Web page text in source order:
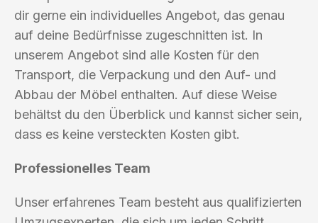
dir gerne ein individuelles Angebot, das genau
auf deine Bedürfnisse zugeschnitten ist. In
unserem Angebot sind alle Kosten für den
Transport, die Verpackung und den Auf- und
Abbau der Möbel enthalten. Auf diese Weise
behältst du den Überblick und kannst sicher sein,
dass es keine versteckten Kosten gibt.
Professionelles Team
Unser erfahrenes Team besteht aus qualifizierten